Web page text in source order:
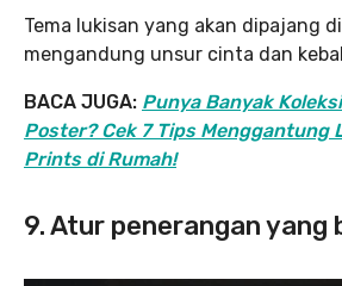
Tema lukisan yang akan dipajang
mengandung unsur cinta dan
BACA JUGA: Punya Banyak
Poster? Cek 7 Tips Menggantung
Prints di Rumah!
9. Atur penerangan yang